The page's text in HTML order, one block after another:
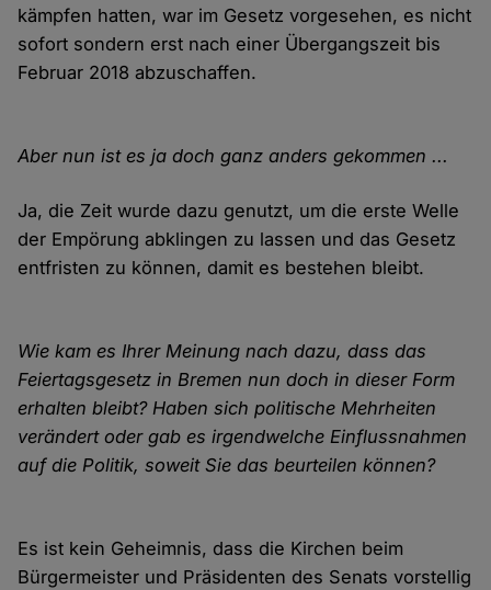
kämpfen hatten, war im Gesetz vorgesehen, es nicht
sofort sondern erst nach einer Übergangszeit bis
Februar 2018 abzuschaffen.
Aber nun ist es ja doch ganz anders gekommen ...
Ja, die Zeit wurde dazu genutzt, um die erste Welle
der Empörung abklingen zu lassen und das Gesetz
entfristen zu können, damit es bestehen bleibt.
Wie kam es Ihrer Meinung nach dazu, dass das
Feiertagsgesetz in Bremen nun doch in dieser Form
erhalten bleibt? Haben sich politische Mehrheiten
verändert oder gab es irgendwelche Einflussnahmen
auf die Politik, soweit Sie das beurteilen können?
Es ist kein Geheimnis, dass die Kirchen beim
Bürgermeister und Präsidenten des Senats vorstellig